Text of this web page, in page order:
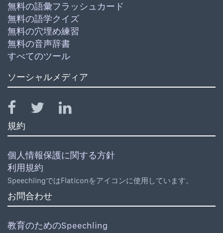
無料の語彙フラッシュカード
無料の語学クイズ
無料の穴埋め練習
無料の音声辞書
すべてのツール
ソーシャルメディア
規約
個人情報保護に関する方針
利用規約
SpeechlingではFlaticonをアイコンに使用しています。
お問合わせ
教育のためのSpeechling